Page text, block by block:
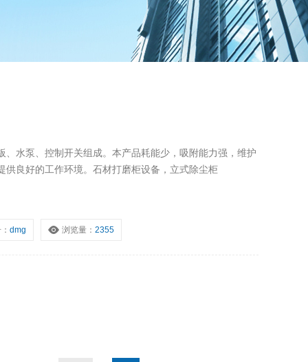
、水泵、控制开关组成。本产品耗能少，吸附能力强，维护
供良好的工作环境。石材打磨柜设备，立式除尘柜
：dmg 浏览量：2355